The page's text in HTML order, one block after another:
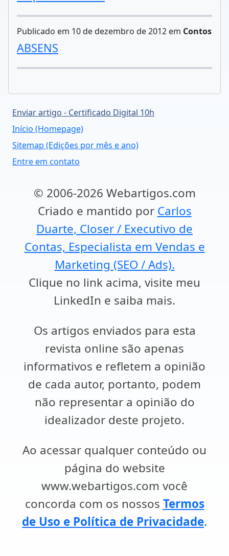
Publicado em 10 de dezembro de 2012 em Contos
ABSENS
Enviar artigo - Certificado Digital 10h
Início (Homepage)
Sitemap (Edições por mês e ano)
Entre em contato
© 2006-2026 Webartigos.com
Criado e mantido por Carlos
Duarte, Closer / Executivo de
Contas, Especialista em Vendas e
Marketing (SEO / Ads).
Clique no link acima, visite meu
LinkedIn e saiba mais.
Os artigos enviados para esta
revista online são apenas
informativos e refletem a opinião
de cada autor, portanto, podem
não representar a opinião do
idealizador deste projeto.
Ao acessar qualquer conteúdo ou
página do website
www.webartigos.com você
concorda com os nossos Termos
de Uso e Política de Privacidade.